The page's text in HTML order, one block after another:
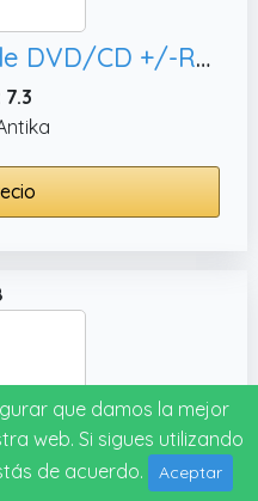
Antika Grabadora de DVD/CD +/-RW,PC Mac/OS/XP/Vista/Win11/Win10/Win8 (Black3.0)
que damos la mejor
web. Si sigues utilizando
de acuerdo.
Aceptar